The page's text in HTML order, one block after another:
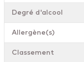
Degré d'alcool
Allergène(s)
Classement